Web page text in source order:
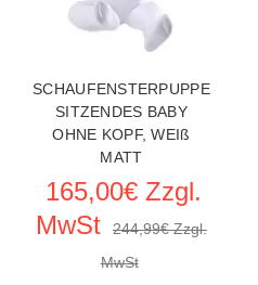
SCHAUFENSTERPUPPE
SITZENDES BABY
OHNE KOPF, WEIß
MATT
165,00€ Zzgl.
MwSt
244,99€ Zzgl.
MwSt